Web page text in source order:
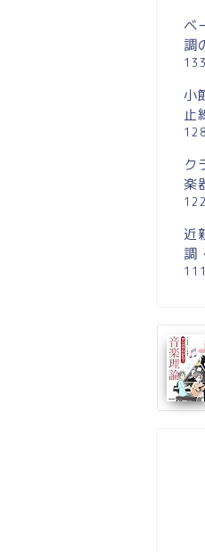
ベ
調
小
止
ク
楽
近
調